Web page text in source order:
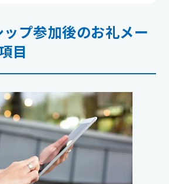
プ参加後のお礼メー
目